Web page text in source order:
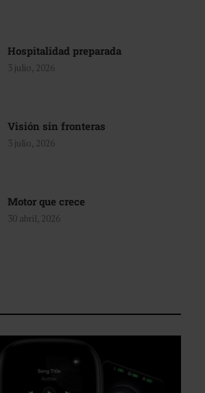
Hospitalidad preparada
3 julio, 2026
Visión sin fronteras
3 julio, 2026
Motor que crece
30 abril, 2026